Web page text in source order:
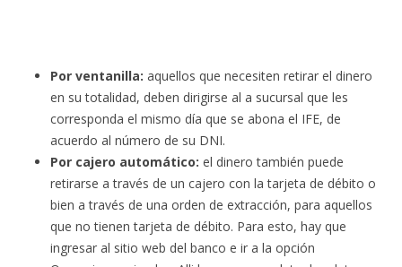
Por ventanilla: aquellos que necesiten retirar el dinero
en su totalidad, deben dirigirse al a sucursal que les
corresponda el mismo día que se abona el IFE, de
acuerdo al número de su DNI.
Por cajero automático: el dinero también puede
retirarse a través de un cajero con la tarjeta de débito o
bien a través de una orden de extracción, para aquellos
que no tienen tarjeta de débito. Para esto, hay que
ingresar al sitio web del banco e ir a la opción